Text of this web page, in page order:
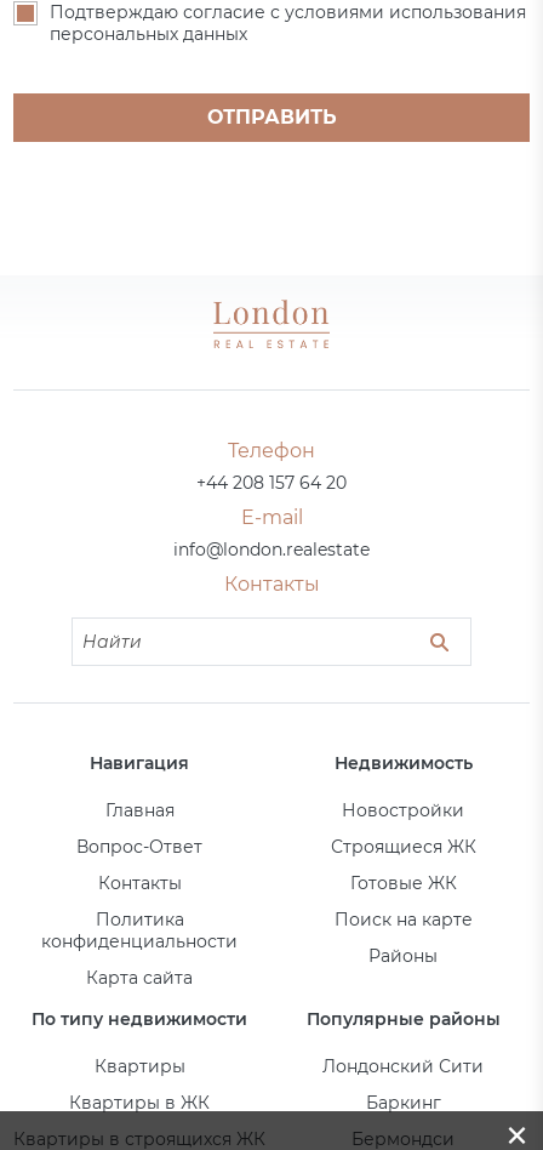
Подтверждаю согласие с условиями использования
персональных данных
ОТПРАВИТЬ
Телефон
+44 208 157 64 20
E-mail
info@london.realestate
Контакты
Навигация
Главная
Вопрос-Ответ
Контакты
Политика
конфиденциальности
Карта сайта
Недвижимость
Новостройки
Строящиеся ЖК
Готовые ЖК
Поиск на карте
Районы
По типу недвижимости
Квартиры
Квартиры в ЖК
Квартиры в строящихся ЖК
Популярные районы
Лондонский Сити
Баркинг
Бермондси
×